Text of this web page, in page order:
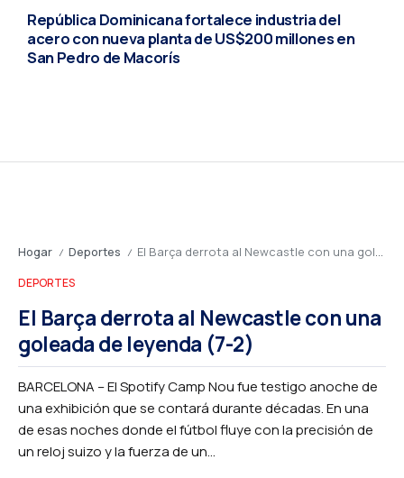
República Dominicana fortalece industria del
acero con nueva planta de US$200 millones en
San Pedro de Macorís
Hogar / Deportes / El Barça derrota al Newcastle con una goleada de leyenda (7-2)
DEPORTES
El Barça derrota al Newcastle con una
goleada de leyenda (7-2)
BARCELONA – El Spotify Camp Nou fue testigo anoche de
una exhibición que se contará durante décadas. En una
de esas noches donde el fútbol fluye con la precisión de
un reloj suizo y la fuerza de un...